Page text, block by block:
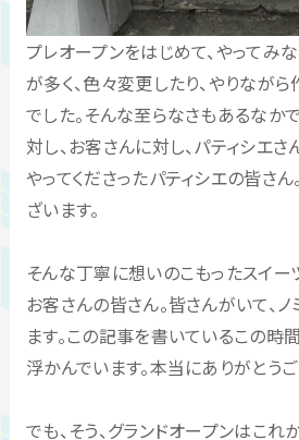
プレオープンをはじめて、やってみ
が多く、色々変更したり、やりなが
でした。そんな至らなさもあるなか
対し、お客さんに対し、パティシエさ
やってくださったパティシエの皆さ
ざいます。
そんな丁寧に想いのこもったスイー
お客さんの皆さん。皆さんがいて、
ます。この記事を書いているこの時
浮かんでいます。本当にありがとうご
でも、そう、グランドオープンはこれ